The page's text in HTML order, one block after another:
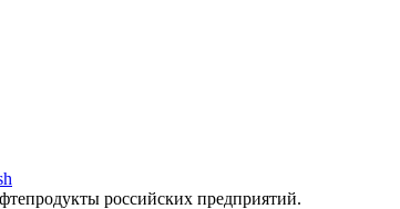
российских предприятий.